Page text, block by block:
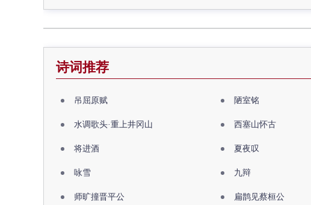
诗词推荐
吊屈原赋 陋室铭
水调歌头·重上井冈山 西塞山怀古
将进酒 夏夜叹
咏雪 九辩
师旷撞晋平公 扁鹊见蔡桓公